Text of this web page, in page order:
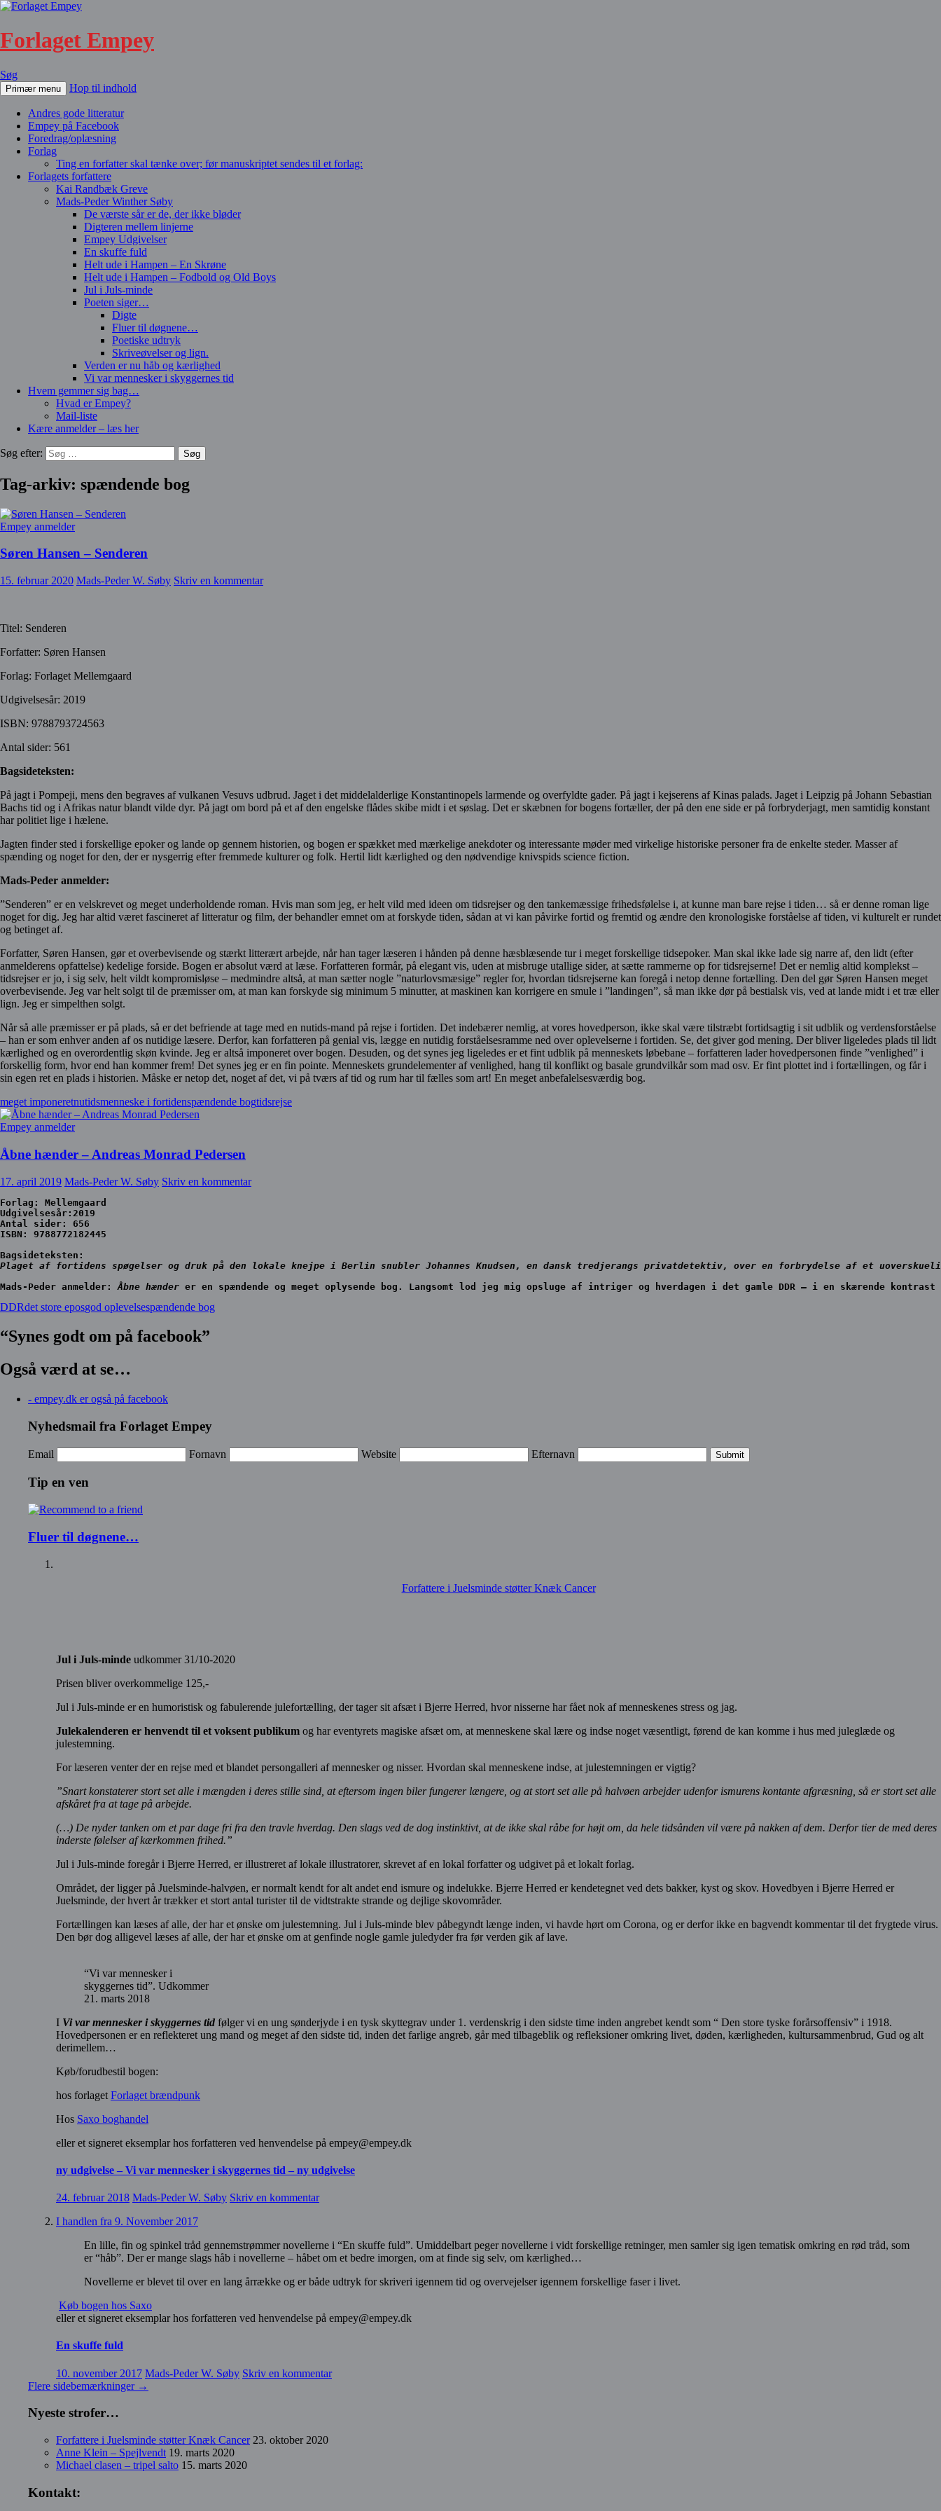
Forlaget Empey
Søg
Primær menu Hop til indhold
Andres gode litteratur
Empey på Facebook
Foredrag/oplæsning
Forlag
Ting en forfatter skal tænke over; før manuskriptet sendes til et forlag:
Forlagets forfattere
Kai Randbæk Greve
Mads-Peder Winther Søby
De værste sår er de, der ikke bløder
Digteren mellem linjerne
Empey Udgivelser
En skuffe fuld
Helt ude i Hampen – En Skrøne
Helt ude i Hampen – Fodbold og Old Boys
Jul i Juls-minde
Poeten siger…
Digte
Fluer til døgnene…
Poetiske udtryk
Skriveøvelser og lign.
Verden er nu håb og kærlighed
Vi var mennesker i skyggernes tid
Hvem gemmer sig bag…
Hvad er Empey?
Mail-liste
Kære anmelder – læs her
Søg efter:
Tag-arkiv: spændende bog
Empey anmelder
Søren Hansen – Senderen
15. februar 2020 Mads-Peder W. Søby Skriv en kommentar
Titel: Senderen
Forfatter: Søren Hansen
Forlag: Forlaget Mellemgaard
Udgivelsesår: 2019
ISBN: 9788793724563
Antal sider: 561
Bagsideteksten:
På jagt i Pompeji, mens den begraves af vulkanen Vesuvs udbrud. Jaget i det middelalderlige Konstantinopels larmende og overfyldte gader. På jagt i kejserens af Kinas palads. Jaget i Leipzig på Johann Sebastian
Bachs tid og i Afrikas natur blandt vilde dyr. På jagt om bord på et af den engelske flådes skibe midt i et søslag. Det er skæbnen for bogens fortæller, der på den ene side er på forbryderjagt, men samtidig konstant
har politiet lige i hælene.
Jagten finder sted i forskellige epoker og lande op gennem historien, og bogen er spækket med mærkelige anekdoter og interessante møder med virkelige historiske personer fra de enkelte steder. Masser af
spænding og noget for den, der er nysgerrig efter fremmede kulturer og folk. Hertil lidt kærlighed og den nødvendige knivspids science fiction.
Mads-Peder anmelder:
”Senderen” er en velskrevet og meget underholdende roman. Hvis man som jeg, er helt vild med ideen om tidsrejser og den tankemæssige frihedsfølelse i, at kunne man bare rejse i tiden… så er denne roman lige
noget for dig. Jeg har altid været fascineret af litteratur og film, der behandler emnet om at forskyde tiden, sådan at vi kan påvirke fortid og fremtid og ændre den kronologiske forståelse af tiden, vi kulturelt er rundet
og betinget af.
Forfatter, Søren Hansen, gør et overbevisende og stærkt litterært arbejde, når han tager læseren i hånden på denne hæsblæsende tur i meget forskellige tidsepoker. Man skal ikke lade sig narre af, den lidt (efter
anmelderens opfattelse) kedelige forside. Bogen er absolut værd at læse. Forfatteren formår, på elegant vis, uden at misbruge utallige sider, at sætte rammerne op for tidsrejserne! Det er nemlig altid komplekst –
tidsrejser er jo, i sig selv, helt vildt kompromisløse – medmindre altså, at man sætter nogle ”naturlovsmæsige” regler for, hvordan tidsrejserne kan foregå i netop denne fortælling. Den del gør Søren Hansen meget
overbevisende. Jeg var helt solgt til de præmisser om, at man kan forskyde sig minimum 5 minutter, at maskinen kan korrigere en smule i ”landingen”, så man ikke dør på bestialsk vis, ved at lande midt i et træ eller
lign. Jeg er simpelthen solgt.
Når så alle præmisser er på plads, så er det befriende at tage med en nutids-mand på rejse i fortiden. Det indebærer nemlig, at vores hovedperson, ikke skal være tilstræbt fortidsagtig i sit udblik og verdensforståelse
– han er som enhver anden af os nutidige læsere. Derfor, kan forfatteren på genial vis, lægge en nutidig forståelsesramme ned over oplevelserne i fortiden. Se, det giver god mening. Der bliver ligeledes plads til lidt
kærlighed og en overordentlig skøn kvinde. Jeg er altså imponeret over bogen. Desuden, og det synes jeg ligeledes er et fint udblik på menneskets løbebane – forfatteren lader hovedpersonen finde ”venlighed” i
forskellig form, hvor end han kommer frem! Det synes jeg er en fin pointe. Menneskets grundelementer af venlighed, hang til konflikt og basale grundvilkår som mad osv. Er fint plottet ind i fortællingen, og får i
sin egen ret en plads i historien. Måske er netop det, noget af det, vi på tværs af tid og rum har til fælles som art! En meget anbefalelsesværdig bog.
meget imponeretnutidsmenneske i fortidenspændende bogtidsrejse
Empey anmelder
Åbne hænder – Andreas Monrad Pedersen
17. april 2019 Mads-Peder W. Søby Skriv en kommentar
Forlag: Mellemgaard
Udgivelsesår:2019
Antal sider: 656
ISBN: 9788772182445
Bagsideteksten:
Plaget af fortidens spøgelser og druk på den lokale knejpe i Berlin snubler Johannes Knudsen, en dansk tredjerangs privatdetektiv, over en forbrydelse af et
Mads-Peder anmelder:
Åbne hænder er en spændende og meget oplysende bog. Langsomt lod jeg mig opsluge af intriger og hverdagen i det gamle DDR – i en
DDRdet store eposgod oplevelsespændende bog
“Synes godt om på facebook”
Også værd at se…
- empey.dk er også på facebook
Nyhedsmail fra Forlaget Empey
Email Fornavn Website Efternavn Submit
Tip en ven
Fluer til døgnene…
Forfattere i Juelsminde støtter Knæk Cancer
Jul i Juls-minde udkommer 31/10-2020
Prisen bliver overkommelige 125,-
Jul i Juls-minde er en humoristisk og fabulerende julefortælling, der tager sit afsæt i Bjerre Herred, hvor nisserne har fået nok af menneskenes stress og jag.
Julekalenderen er henvendt til et voksent publikum og har eventyrets magiske afsæt om, at menneskene skal lære og indse noget væsentligt, førend de kan komme i hus med juleglæde og
julestemning.
For læseren venter der en rejse med et blandet persongalleri af mennesker og nisser. Hvordan skal menneskene indse, at julestemningen er vigtig?
”Snart konstaterer stort set alle i mængden i deres stille sind, at eftersom ingen biler fungerer længere, og at stort set alle på halvøen arbejder udenfor ismurens kontante afgræsning, så er stort set alle
afskåret fra at tage på arbejde.
(…) De nyder tanken om et par dage fri fra den travle hverdag. Den slags ved de dog instinktivt, at de ikke skal råbe for højt om, da hele tidsånden vil være på nakken af dem. Derfor tier de med deres
inderste følelser af kærkommen frihed.”
Jul i Juls-minde foregår i Bjerre Herred, er illustreret af lokale illustratorer, skrevet af en lokal forfatter og udgivet på et lokalt forlag.
Området, der ligger på Juelsminde-halvøen, er normalt kendt for alt andet end ismure og indelukke. Bjerre Herred er kendetegnet ved dets bakker, kyst og skov. Hovedbyen i Bjerre Herred er
Juelsminde, der hvert år trækker et stort antal turister til de vidtstrakte strande og dejlige skovområder.
Fortællingen kan læses af alle, der har et ønske om julestemning. Jul i Juls-minde blev påbegyndt længe inden, vi havde hørt om Corona, og er derfor ikke en bagvendt kommentar til det frygtede virus.
Den bør dog alligevel læses af alle, der har et ønske om at genfinde nogle gamle juledyder fra før verden gik af lave.
“Vi var mennesker i
skyggernes tid”. Udkommer
21. marts 2018
I Vi var mennesker i skyggernes tid følger vi en ung sønderjyde i en tysk skyttegrav under 1. verdenskrig i den sidste time inden angrebet kendt som “ Den store tyske forårsoffensiv” i 1918.
Hovedpersonen er en reflekteret ung mand og meget af den sidste tid, inden det farlige angreb, går med tilbageblik og refleksioner omkring livet, døden, kærligheden, kultursammenbrud, Gud og alt
derimellem…
Køb/forudbestil bogen:
hos forlaget Forlaget brændpunk
Hos Saxo boghandel
eller et signeret eksemplar hos forfatteren ved henvendelse på empey@empey.dk
ny udgivelse – Vi var mennesker i skyggernes tid – ny udgivelse
24. februar 2018 Mads-Peder W. Søby Skriv en kommentar
I handlen fra 9. November 2017
En lille, fin og spinkel tråd gennemstrømmer novellerne i “En skuffe fuld”. Umiddelbart peger novellerne i vidt forskellige retninger, men samler sig igen tematisk omkring en rød tråd, som
er “håb”. Der er mange slags håb i novellerne – håbet om et bedre imorgen, om at finde sig selv, om kærlighed…
Novellerne er blevet til over en lang årrække og er både udtryk for skriveri igennem tid og overvejelser igennem forskellige faser i livet.
Køb bogen hos Saxo
eller et signeret eksemplar hos forfatteren ved henvendelse på empey@empey.dk
En skuffe fuld
10. november 2017 Mads-Peder W. Søby Skriv en kommentar
Flere sidebemærkninger →
Nyeste strofer…
Forfattere i Juelsminde støtter Knæk Cancer 23. oktober 2020
Anne Klein – Spejlvendt 19. marts 2020
Michael clasen – tripel salto 15. marts 2020
Kontakt: